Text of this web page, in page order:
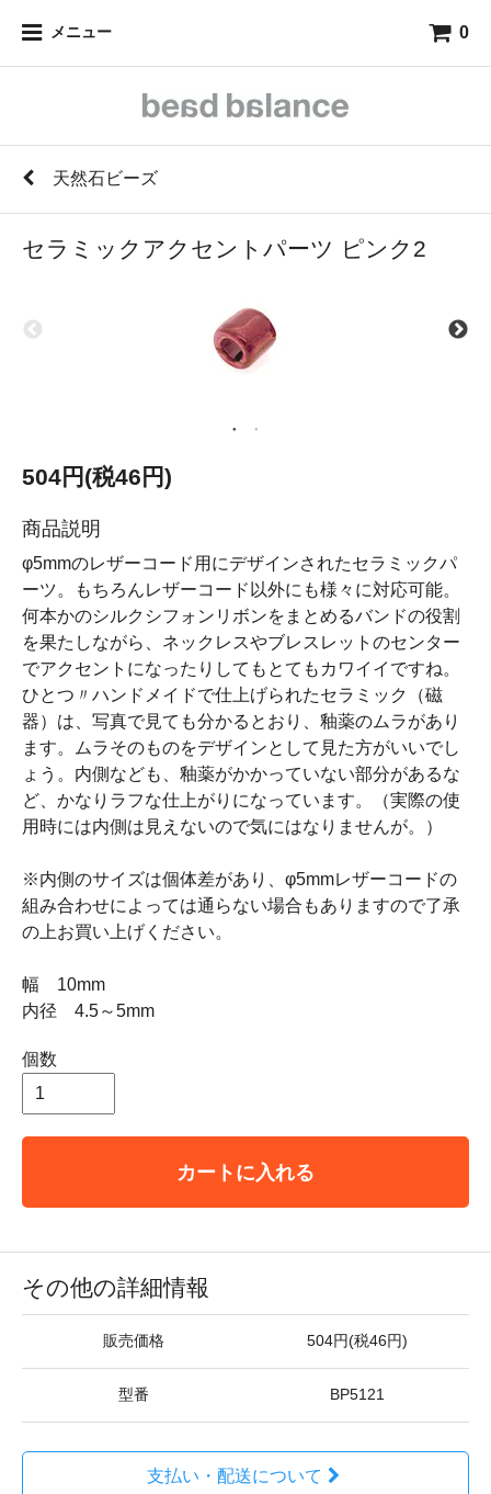
メニュー 0
天然石ビーズ
セラミックアクセントパーツ ピンク2
504円(税46円)
商品説明
φ5mmのレザーコード用にデザインされたセラミックパ
ーツ。もちろんレザーコード以外にも様々に対応可能。
何本かのシルクシフォンリボンをまとめるバンドの役割
を果たしながら、ネックレスやブレスレットのセンター
でアクセントになったりしてもとてもカワイイですね。
ひとつ〃ハンドメイドで仕上げられたセラミック（磁
器）は、写真で見ても分かるとおり、釉薬のムラがあり
ます。ムラそのものをデザインとして見た方がいいでし
ょう。内側なども、釉薬がかかっていない部分があるな
ど、かなりラフな仕上がりになっています。（実際の使
用時には内側は見えないので気にはなりませんが。）
※内側のサイズは個体差があり、φ5mmレザーコードの
組み合わせによっては通らない場合もありますので了承
の上お買い上げください。
幅 10mm
内径 4.5～5mm
個数
カートに入れる
その他の詳細情報
販売価格 504円(税46円)
型番 BP5121
支払い・配送について